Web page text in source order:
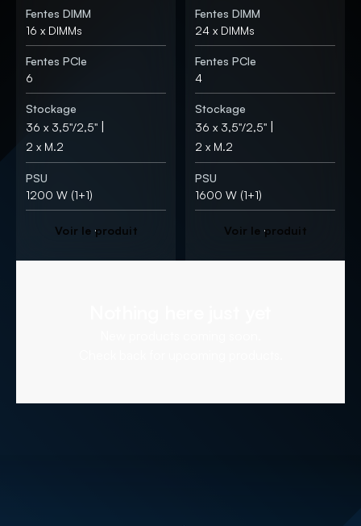
Fentes DIMM
16 x DIMMs
Fentes PCIe
6
Stockage
36 x 3,5"/2,5''
2 x M.2
PSU
1200 W (1+1)
Voir le produit
Fentes DIMM
24 x DIMMs
Fentes PCIe
4
Stockage
36 x 3,5"/2,5''
2 x M.2
PSU
1600 W (1+1)
Voir le produi t